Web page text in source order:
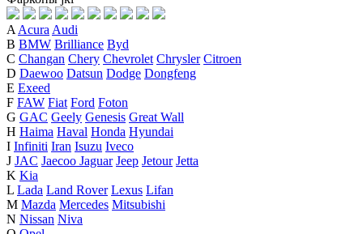
A Acura Audi
B BMW Brilliance Byd
C Changan Chery Chevrolet Chrysler Citroen
D Daewoo Datsun Dodge Dongfeng
E Exeed
F FAW Fiat Ford Foton
G GAC Geely Genesis Great Wall
H Haima Haval Honda Hyundai
I Infiniti Iran Isuzu Iveco
J JAC Jaecoo Jaguar Jeep Jetour Jetta
K Kia
L Lada Land Rover Lexus Lifan
M Mazda Mercedes Mitsubishi
N Nissan Niva